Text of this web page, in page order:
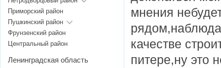
мнения
качестве
питере,ну это
Приморский район
Пушкинский район
Фрунзенский район
Центральный район
Ленинградская область